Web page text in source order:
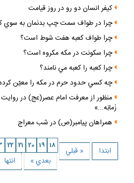
كيفر انسان دو رو در روز قيامت
چرا در طواف سمت چپ بدنمان به سوي
چرا طواف كعبه هفت شوط است؟
چرا سكونت در مكه مكروه است؟
چرا كعبه را كعبه مي نامند؟
چه كسي حدود حرم در مكه را معيّن
منظور از معرفت امام عصر(عج) در
زَمانِه...»
همراهان پيامبر(ص) در شب معراج
ابتدا « قبلي 18
19
20
21
22
بعدي » انتها